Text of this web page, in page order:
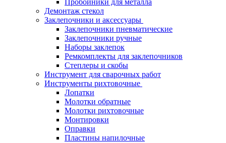
Пробойники для металла
Демонтаж стекол
Заклепочники и аксессуары
Заклепочники пневматические
Заклепочники ручные
Наборы заклепок
Ремкомплекты для заклепочников
Степлеры и скобы
Инструмент для сварочных работ
Инструменты рихтовочные
Лопатки
Молотки обратные
Молотки рихтовочные
Монтировки
Оправки
Пластины напилочные